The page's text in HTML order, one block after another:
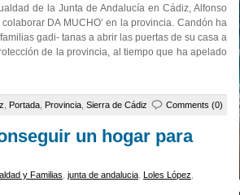
de la Junta de Andalucía en Cádiz, Alfonso
DA MUCHO’ en la provincia. Candón ha
gadi- tanas a abrir las puertas de su casa a
de la provincia, al tiempo que ha apelado
Portada Provincia Sierra de Cádiz Comments (0)
un hogar para
y Familias junta de andalucia Loles López